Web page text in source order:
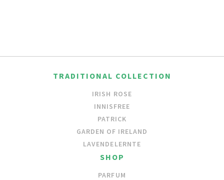
TRADITIONAL COLLECTION
IRISH ROSE
INNISFREE
PATRICK
GARDEN OF IRELAND
LAVENDELERNTE
SHOP
PARFUM